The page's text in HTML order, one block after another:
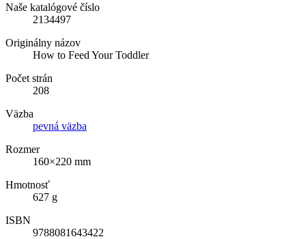
Naše katalógové číslo
2134497
Originálny názov
How to Feed Your Toddler
Počet strán
208
Väzba
pevná väzba
Rozmer
160×220 mm
Hmotnosť
627 g
ISBN
9788081643422